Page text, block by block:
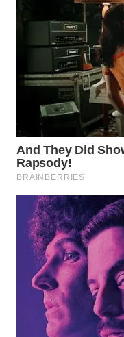
INDRAMAYU
WN
KUNINGAN
WN
MAJALENGKA
WN
SUBANG
WN
SUKABUMI
WN
PURWAKARTA
WN
PRIANGAN